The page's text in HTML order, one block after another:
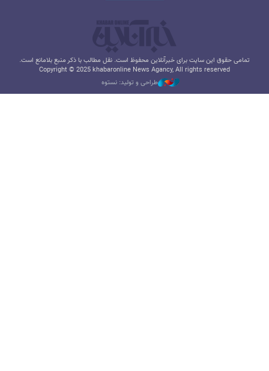
تمامی حقوق این سایت برای خبرآنلاین محفوظ است. نقل مطالب با ذکر منبع بلامانع است.
Copyright © 2025 khabaronline News Agancy, All rights reserved
طراحی و تولید: نستوه